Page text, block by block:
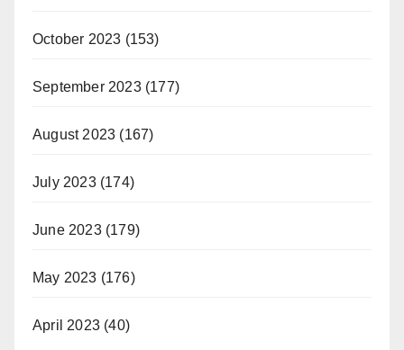
October 2023 (153)
September 2023(177)
August 2023 (167)
July 2023(174)
June 2023(179)
May 2023 (176)
April 2023 (40)